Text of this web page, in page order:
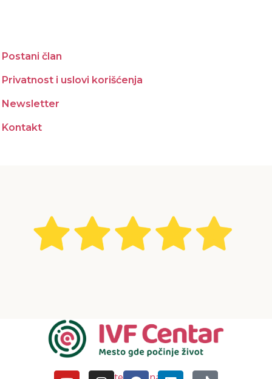
Postani član
Privatnost i uslovi korišćenja
Newsletter
Kontakt